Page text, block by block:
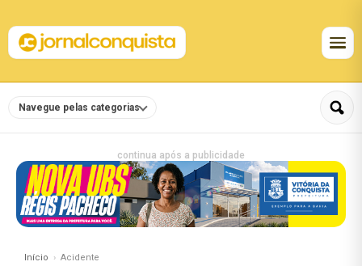
Navegue pelas categorias
continua após a publicidade
Início Acidente